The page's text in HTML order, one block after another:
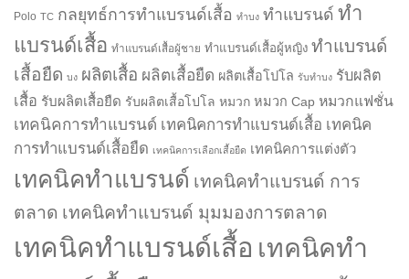
Polo TC กลยุทธ์การทำแบรนด์เสื้อ ทำบง ทำแบรนด์ ทำ
แบรนด์เสื้อ ทำแบรนด์เสื้อผู้ชาย ทำแบรนด์เสื้อผู้หญิง ทำแบรนด์
เสื้อยืด บง ผลิตเสื้อ ผลิตเสื้อยืด ผลิตเสื้อโปโล รับทำบง รับผลิต
เสื้อ รับผลิตเสื้อยืด รับผลิตเสื้อโปโล หมวก หมวก Cap หมวกแฟชั่น
เทคนิคการทำแบรนด์ เทคนิคการทำแบรนด์เสื้อ เทคนิค
การทำแบรนด์เสื้อยืด เทคนิคการเลือกเสื้อยืด เทคนิคการแต่งตัว
เทคนิคทำแบรนด์ เทคนิคทำแบรนด์ การ
ตลาด เทคนิคทำแบรนด์ มุมมองการตลาด
เทคนิคทำแบรนด์เสื้อ เทคนิคทำ